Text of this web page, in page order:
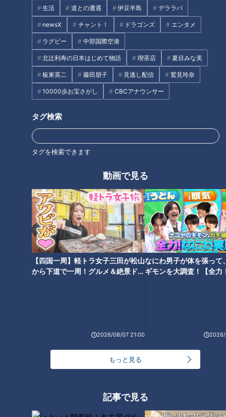
生活 道との遭遇 伊豆半島 デララバ
newsX チャント！ ドラゴンズ エンタメ
ラグビー 中部国際空港
北辻利寿の日本はじめて物語 喫茶店 夏目みな美
板東英二 藤田朋子 見逃し配信 鷲見玲奈
10000歩お宝さがし CBCアナウンサー
タグ検索
タグを検索できます
動画で見る
【四国一周】軽トラ女子三田が松山
から下道で一周！グルメ＆絶景ドラ
2026/08/07 21:00
なにわ男子が体を張って
ギモンを大調査！【全力
2026/
もっと見る
記事で見る
社会保険料の負担が増え、結果として手取り収入が減ってしま
う可能性があるボーダーラインのことを指します。
年収の壁が分かりにくい理由は、「税法上の壁」と「社会保険
上の壁」という異なるルールが重なっているためです。
●税法上の壁：税金がかかるかどうかのの分かれ目。これを超
えると、所得税などの負担が発生します。
面)よりも、手元に残るお金（＝手取り）が減る」という逆転
現象が起こることもあります。
さらに、配偶者が勤める会社によっては、自分が年収の壁を超
えることで、家族手当や扶養手当が支給されなくなるケースも